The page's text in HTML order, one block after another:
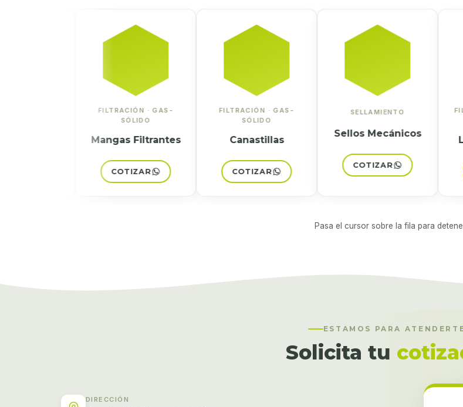
FILTRACIÓN · GAS-
SÓLIDO
Mangas Filtrantes
COTIZAR
FILTRACIÓN · GAS-
SÓLIDO
Canastillas
COTIZAR
SELLAMIENTO
Sellos Mecánicos
COTIZAR
Pasa el cursor sobre la fila para
ESTAMOS PARA
Solicita tu
DIRECCIÓN